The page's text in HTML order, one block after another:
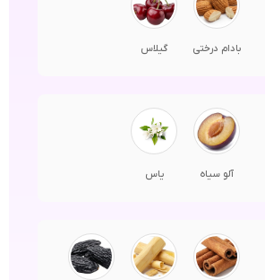
بادام درختی گیلاس
آلو سیاه یاس